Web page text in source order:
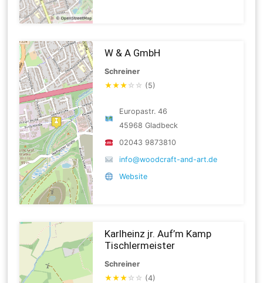
W & A GmbH
Schreiner
★★★ ☆ ☆ (5)
Europastr. 46
45968 Gladbeck
02043 9873810
info@woodcraft-and-art.de
Website
Karlheinz jr. Auf’m Kamp
Tischlermeister
Schreiner
★★★ ☆ ☆ (4)